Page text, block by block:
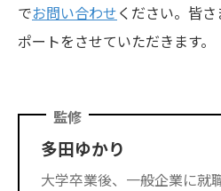
でお問い合わせ ください。皆
ポートをさせていただきます。
監修
多田ゆかり
大学卒業後、一般企業に就